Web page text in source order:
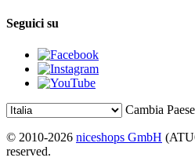
Seguici su
Cambia
© 2010-2026 niceshops GmbH
reserved.